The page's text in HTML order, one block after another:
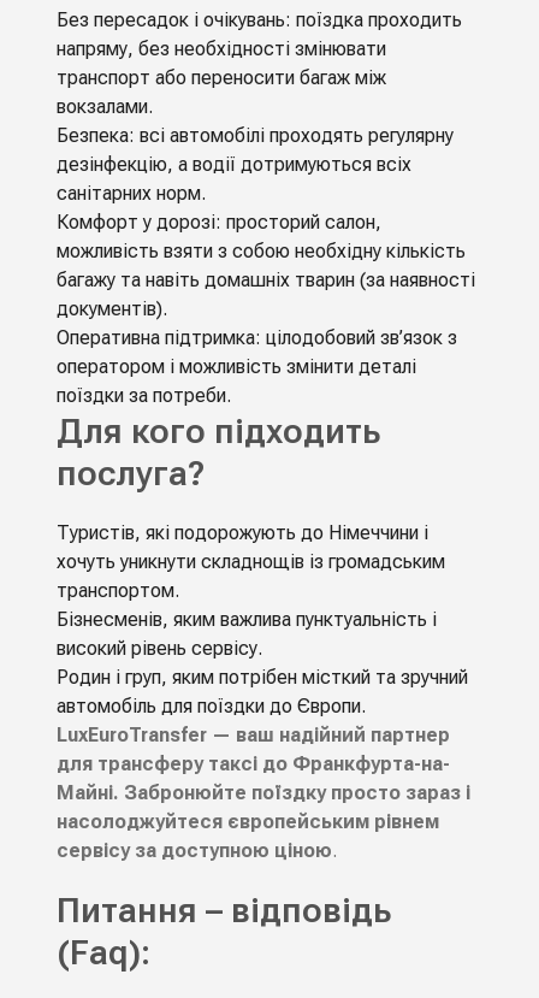
Без пересадок і очікувань: поїздка проходить
напряму, без необхідності змінювати
транспорт або переносити багаж між
вокзалами.
Безпека: всі автомобілі проходять регулярну
дезінфекцію, а водії дотримуються всіх
санітарних норм.
Комфорт у дорозі: просторий салон,
можливість взяти з собою необхідну кількість
багажу та навіть домашніх тварин (за наявності
документів).
Оперативна підтримка: цілодобовий зв’язок з
оператором і можливість змінити деталі
поїздки за потреби.
Для кого підходить
послуга?
Туристів, які подорожують до Німеччини і
хочуть уникнути складнощів із громадським
транспортом.
Бізнесменів, яким важлива пунктуальність і
високий рівень сервісу.
Родин і груп, яким потрібен місткий та зручний
автомобіль для поїздки до Європи.
LuxEuroTransfer — ваш надійний партнер
для трансферу таксі до Франкфурта-на-
Майні. Забронюйте поїздку просто зараз і
насолоджуйтеся європейським рівнем
сервісу за доступною ціною.
Питання – відповідь
(Faq):